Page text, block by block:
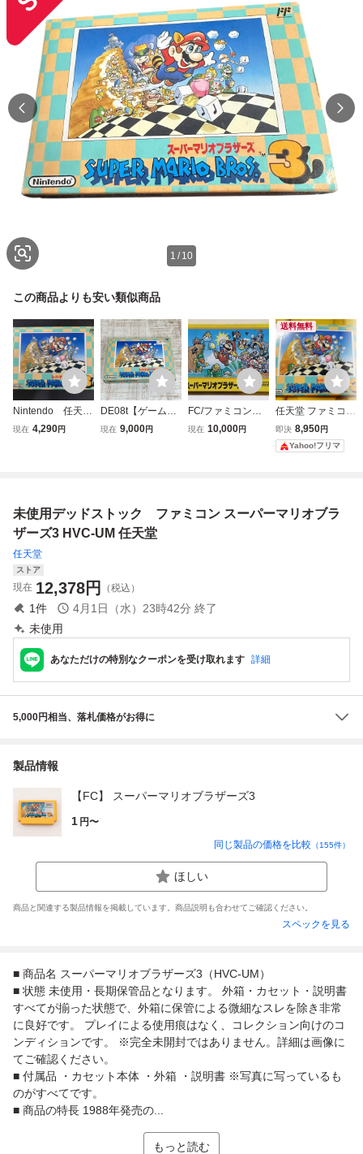
1 / 10
この商品よりも安い類似商品
Nintendo 任天
堂 ファミリーコ
現在 4,290円
DE08t【ゲーム】
FC ファミコン ス
現在 9,000円
FC/ファミコンソ
フト/美品/スーパ
現在 10,000円
送料無料
任天堂 ファミコン
スーパーマリオブ
ラザーズ3 箱付き
即決 8,950円
Yahoo!フリマ
未使用デッドストック ファミコン スーパーマリオブラ
ザーズ3 HVC-UM 任天堂
任天堂
ストア
現在 12,378円 （税込）
1件 4月1日（水）23時42分 終了
未使用
あなただけの特別なクーポンを受け取れます 詳細
5,000円相当、落札価格がお得に
製品情報
【FC】 スーパーマリオブラザーズ3
1 円〜
同じ製品の価格を比較 （155件）
ほしい
商品と関連する製品情報を掲載しています。商品説明も合わせてご確認ください。
スペックを見る
■ 商品名 スーパーマリオブラザーズ3（HVC-UM）
■ 状態 未使用・長期保管品となります。 外箱・カセット・説明書
すべてが揃った状態で、外箱に保管による微細なスレを除き非常
に良好です。 プレイによる使用痕はなく、コレクション向けのコ
ンディションです。 ※完全未開封ではありません。詳細は画像に
てご確認ください。
■ 付属品 ・カセット本体 ・外箱 ・説明書 ※写真に写っているも
のがすべてです。
■ 商品の特長 1988年発売の...
もっと読む